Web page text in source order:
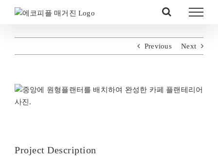
Previous Next
View
Larger
Project Description